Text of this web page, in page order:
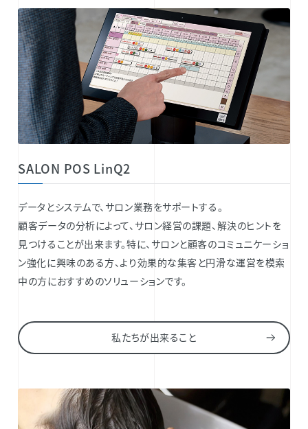
SALON POS LinQ2
データとシステムで、サロン業務をサポートする。
顧客データの分析によって、サロン経営の課題、解決のヒントを
見つけることが出来ます。特に、サロンと顧客のコミュニケーショ
ン強化に興味のある方、より効果的な集客と円滑な運営を模索
中の方におすすめのソリューションです。
私たちが出来ること